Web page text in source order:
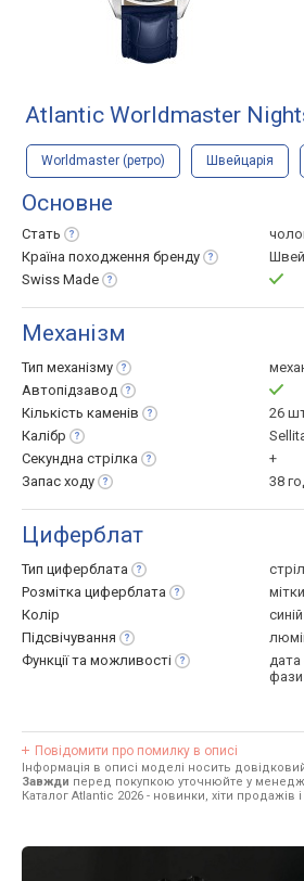
Atlantic Worldmaster
Worldmaster (ретро) Швейцарія
Основне
Стать
Країна походження бренду
Swiss Made
Механізм
Тип механізму
Автопідзавод
Кількість каменів
26
Калібр
Секундна стрілка
+
Запас ходу 38
Циферблат
Тип циферблата
Розмітка циферблата
мітки
Колір
синій
Підсвічування
Функції та можливості
дата
фази
Повідомити про помилку в описі
Інформація в описі моделі носить
Завжди перед покупкою уточнюйте у
Каталог Atlantic 2026 - новинки, хіти продажів